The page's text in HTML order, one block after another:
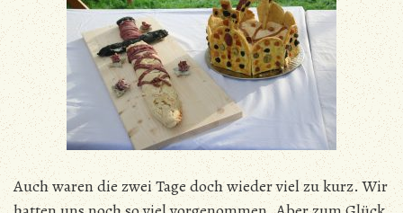
Auch waren die zwei Tage doch wieder viel zu kurz. Wir